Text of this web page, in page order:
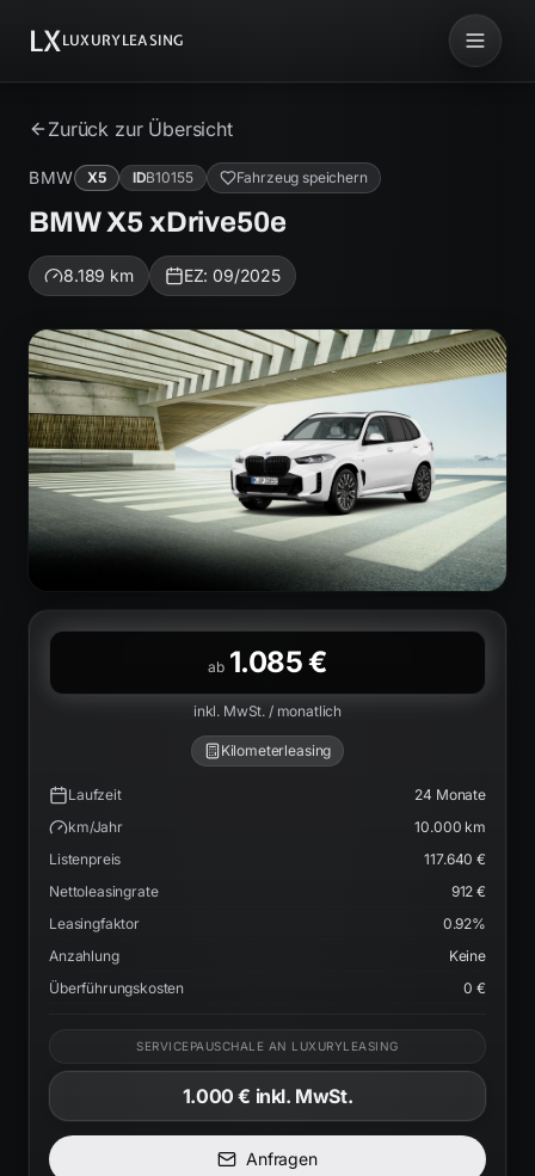
LXLUXURYLEASING
Zurück zur Übersicht
BMW X5 IDB10155 Fahrzeug speichern
BMW X5 xDrive50e
8.189 km EZ:09/2025
ab 1.085 €
inkl. MwSt. / monatlich
Kilometerleasing
Laufzeit 24 Monate
km/Jahr
10.000 km
Listenpreis
117.640 €
Nettoleasingrate
912 €
Leasingfaktor
0.92%
Anzahlung
Keine
Überführungskosten
0 €
SERVICEPAUSCHALE AN LUXURYLEASING
1.000 € inkl. MwSt.
Anfragen